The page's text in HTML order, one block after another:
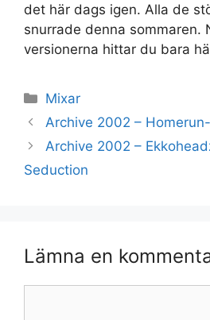
det här dags igen. Alla de
snurrade denna sommaren.
versionerna hittar du bara
Kategorier
Mixar
Archive 2002 –
Archive 2002 –
Seduction
Lämna en